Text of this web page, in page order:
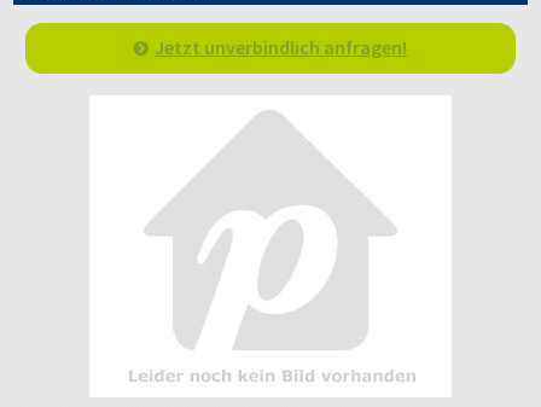
Jetzt unverbindlich anfragen!